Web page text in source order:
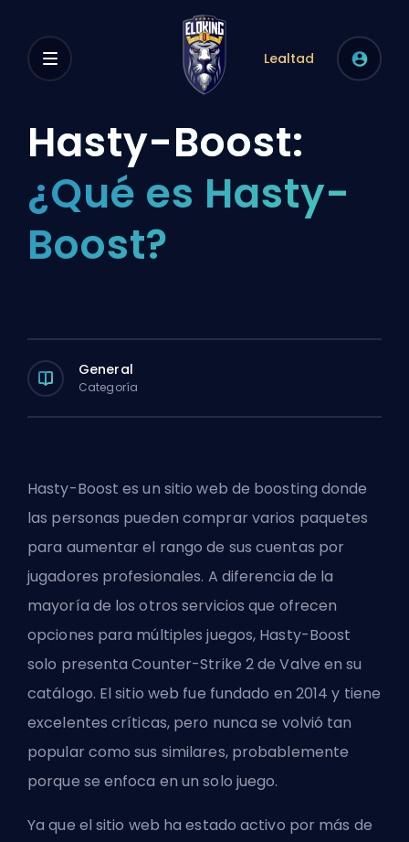
Lealtad
Hasty-Boost:
¿Qué es Hasty-
Boost?
General
Categoría
Hasty-Boost es un sitio web de boosting donde
las personas pueden comprar varios paquetes
para aumentar el rango de sus cuentas por
jugadores profesionales. A diferencia de la
mayoría de los otros servicios que ofrecen
opciones para múltiples juegos, Hasty-Boost
solo presenta Counter-Strike 2 de Valve en su
catálogo. El sitio web fue fundado en 2014 y tiene
excelentes críticas, pero nunca se volvió tan
popular como sus similares, probablemente
porque se enfoca en un solo juego.
Ya que el sitio web ha estado activo por más de